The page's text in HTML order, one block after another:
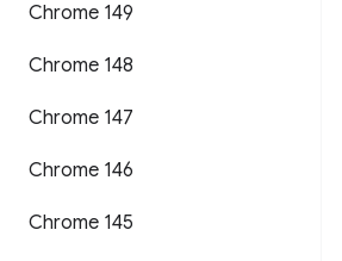
Chrome 149
Chrome 148
Chrome 147
Chrome 146
Chrome 145